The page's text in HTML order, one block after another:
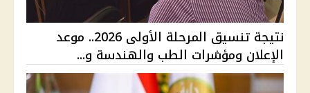
نتيجة تنسيق المرحلة الأولى 2026.. موعد
الإعلان ومؤشرات الطب والهندسة و...